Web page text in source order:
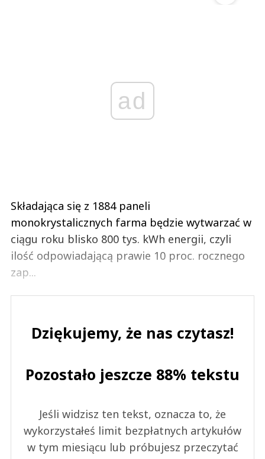
ad
Składająca się z 1884 paneli
monokrystalicznych farma będzie wytwarzać w
ciągu roku blisko 800 tys. kWh energii, czyli
ilość odpowiadającą prawie 10 proc. rocznego
zap...
Dziękujemy, że nas czytasz!
Pozostało jeszcze 88% tekstu
Jeśli widzisz ten tekst, oznacza to, że
wykorzystałeś limit bezpłatnych artykułów
w tym miesiącu lub próbujesz przeczytać